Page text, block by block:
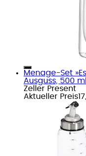
Menage-Set
Ausguss, 500 ml
Zeller Present
Aktueller Preis